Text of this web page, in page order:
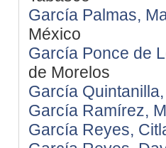
García Palmas,
México
García Ponce de
de Morelos
García
García Ramírez,
García Reyes,